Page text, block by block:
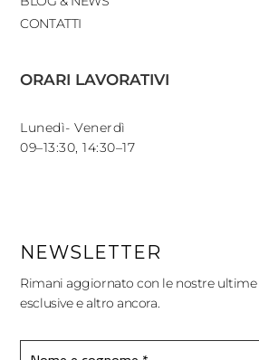
CONTATTI
ORARI LAVORATIVI
Lunedì- Venerdì
09–13:30, 14:30–17
NEWSLETTER
Rimani aggiornato con le nostre
esclusive e altro ancora.